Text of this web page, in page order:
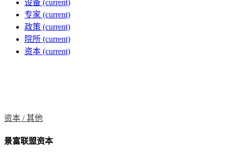
设备 (current)
专家 (current)
政策 (current)
院所 (current)
资本 (current)
资本 /其他
景富联盟资本